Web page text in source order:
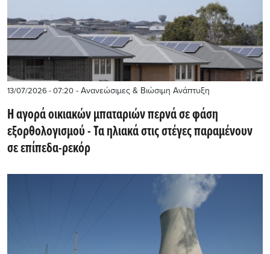
13/07/2026 - 07:20 - Ανανεώσιμες & Βιώσιμη Ανάπτυξη
Η αγορά οικιακών μπαταριών περνά σε φάση
εξορθολογισμού - Τα ηλιακά στις στέγες παραμένουν
σε επίπεδα-ρεκόρ